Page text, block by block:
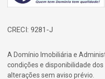
CRECI: 9281-J
A Domínio Imobiliária e
condições e disponibilidade
alterações sem aviso prévio.